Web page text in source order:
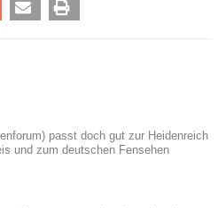
passt doch gut zur Heidenreich
und zum deutschen Fensehen